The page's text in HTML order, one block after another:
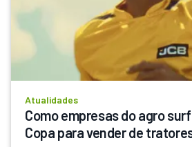
Atualidades
Como empresas do agro
Copa para vender de